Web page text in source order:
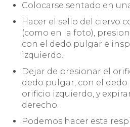
Colocarse sentado en
Hacer el sello del ciervo
(como en la foto),
con el dedo pulgar e
izquierdo.
Dejar de presionar el
dedo pulgar, con el dedo
orificio izquierdo, y
derecho.
Podemos hacer esta